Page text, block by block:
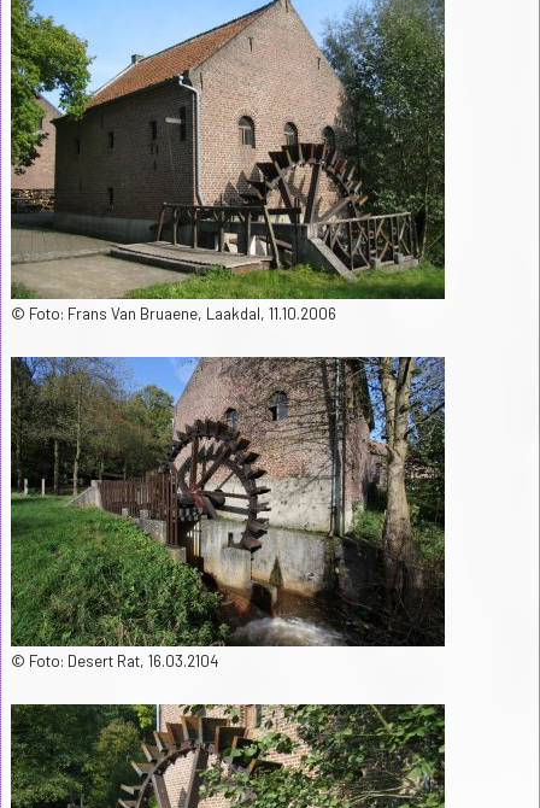
© Foto: Frans Van Bruaene, Laakdal, 11.10.2006
© Foto: Desert Rat, 16.03.2104